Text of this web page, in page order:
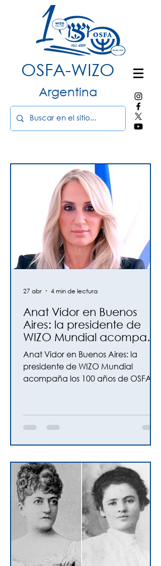
OSFA-WIZO
Argentina
Anat Vidor en Buenos
Aires: la presidente de
WIZO Mundial acompaña
los 100 años de OSFA-
WIZO Argentina
Anat Vidor en Buenos Aires: la
presidente de WIZO Mundial
acompaña los 100 años de OSFA-
sionista femenina más importante
llega a la Argentina para participar
el Teatro Colón.
27 abr 4 min de lectura